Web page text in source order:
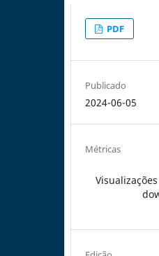
PDF
Publicado
2024-06-05
Métricas